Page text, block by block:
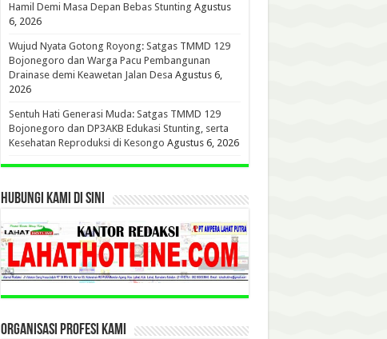
Hamil Demi Masa Depan Bebas Stunting Agustus
6, 2026
Wujud Nyata Gotong Royong: Satgas TMMD 129
Bojonegoro dan Warga Pacu Pembangunan
Drainase demi Keawetan Jalan Desa Agustus 6,
2026
Sentuh Hati Generasi Muda: Satgas TMMD 129
Bojonegoro dan DP3AKB Edukasi Stunting, serta
Kesehatan Reproduksi di Kesongo Agustus 6, 2026
HUBUNGI KAMI DI SINI
ORGANISASI PROFESI KAMI